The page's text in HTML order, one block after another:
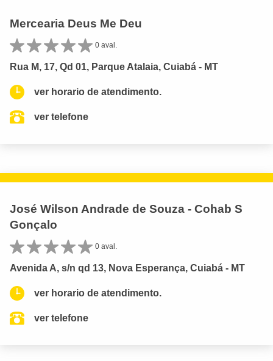
Mercearia Deus Me Deu
0 aval.
Rua M, 17, Qd 01, Parque Atalaia, Cuiabá - MT
ver horario de atendimento.
ver telefone
José Wilson Andrade de Souza - Cohab S
Gonçalo
0 aval.
Avenida A, s/n qd 13, Nova Esperança, Cuiabá - MT
ver horario de atendimento.
ver telefone